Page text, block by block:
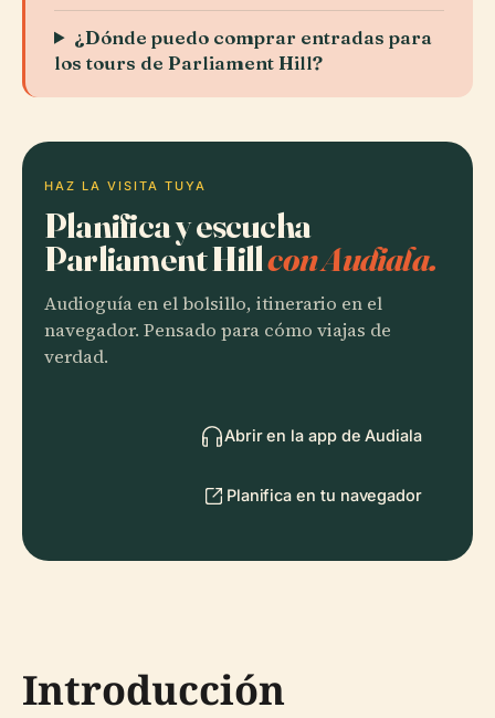
¿Dónde puedo comprar entradas para
los tours de Parliament Hill?
HAZ LA VISITA TUYA
Planifica y escucha
Parliament Hillcon Audiala.
Audioguía en el bolsillo, itinerario en el
navegador. Pensado para cómo viajas de
verdad.
Abrir en la app de Audiala
Planifica en tu navegador
Introducción